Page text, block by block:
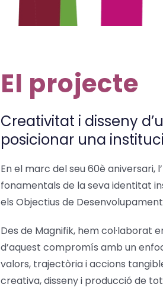
El projecte
Creativitat i disseny
posicionar una
En el marc del seu 60è
fonamentals de la seva identitat
els Objectius de
Des de Magnifik, hem col·laborat
d’aquest compromís amb un
valors, trajectòria i accions
creativa, disseny i producció de